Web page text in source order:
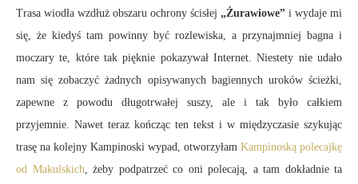
Trasa wiodła wzdłuż obszaru ochrony ścisłej „Żurawiowe” i wydaje mi
się, że kiedyś tam powinny być rozlewiska, a przynajmniej bagna i
moczary te, które tak pięknie pokazywał Internet. Niestety nie udało
nam się zobaczyć żadnych opisywanych bagiennych uroków ścieżki,
zapewne z powodu długotrwałej suszy, ale i tak było całkiem
przyjemnie. Nawet teraz kończąc ten tekst i w międzyczasie szykując
trasę na kolejny Kampinoski wypad, otworzyłam Kampinoską polecajkę
od Makulskich , żeby podpatrzeć co oni polecają, a tam dokładnie ta